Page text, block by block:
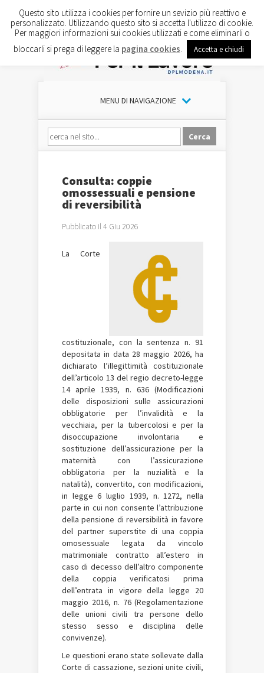
MENU DI NAVIGAZIONE
Consulta: coppie
omossessuali e pensione
di reversibilità
Pubblicato il 4 Giu 2026
La Corte
costituzionale, con la sentenza n. 91
depositata in data 28 maggio 2026, ha
dichiarato l’illegittimità costituzionale
dell’articolo 13 del regio decreto-legge
14 aprile 1939, n. 636 (Modificazioni
delle disposizioni sulle assicurazioni
obbligatorie per l’invalidità e la
vecchiaia, per la tubercolosi e per la
disoccupazione involontaria e
sostituzione dell’assicurazione per la
maternità con l’assicurazione
obbligatoria per la nuzialità e la
natalità), convertito, con modificazioni,
in legge 6 luglio 1939, n. 1272, nella
parte in cui non consente l’attribuzione
della pensione di reversibilità in favore
del partner superstite di una coppia
omosessuale legata da vincolo
matrimoniale contratto all’estero in
caso di decesso dell’altro componente
della coppia verificatosi prima
dell’entrata in vigore della legge 20
maggio 2016, n. 76 (Regolamentazione
delle unioni civili tra persone dello
stesso sesso e disciplina delle
convivenze).
Le questioni erano state sollevate dalla
Corte di cassazione, sezioni unite civili,
Questo sito utilizza i cookies per fornire un sevizio più reattivo e
personalizzato. Utilizzando questo sito si accetta l'utilizzo di cookie.
Per maggiori informazioni sui cookies utilizzati e come eliminarli o
bloccarli si prega di leggere la pagina cookies Accetta e chiudi